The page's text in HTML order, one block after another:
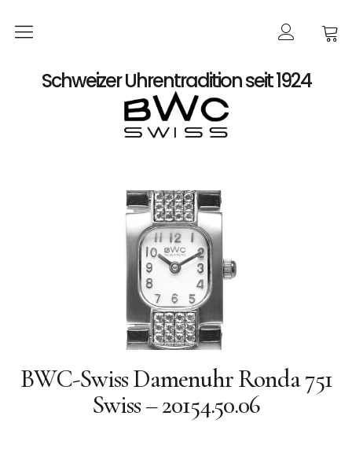
Schweizer Uhrentradition seit 1924
Startseite
Shop
Automatik
Quarz
Herren
Automatik
Automatik-Chronographen ETA 7750
Quarz
Quarz-Chronographen
Geschichte
BWC-Swiss Damenuhr Ronda 751
Swiss – 20154.50.06